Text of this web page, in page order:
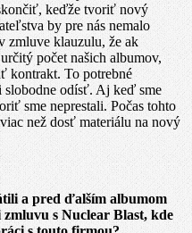
keďže tvoriť nový
by pre nás nemalo
zmluve klauzulu, že ak
počet našich albumov,
kontrakt. To potrebné
slobodne odísť. Aj keď sme
sme neprestali. Počas tohto
než dosť materiálu na nový
a pred ďalším albumom
s Nuclear Blast, kde